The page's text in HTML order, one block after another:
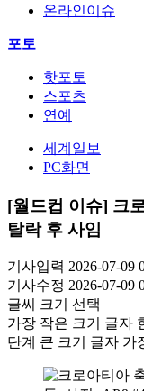
온라인이슈
포토
핫포토
스포츠
연예
세계일보
PC화면
[월드컵 이슈] 크
탈락 후 사임
기사입력 2026-07-09
기사수정 2026-07-09
글씨 크기 선택
가장 작은 크기 글자
단계 큰 크기 글자 가